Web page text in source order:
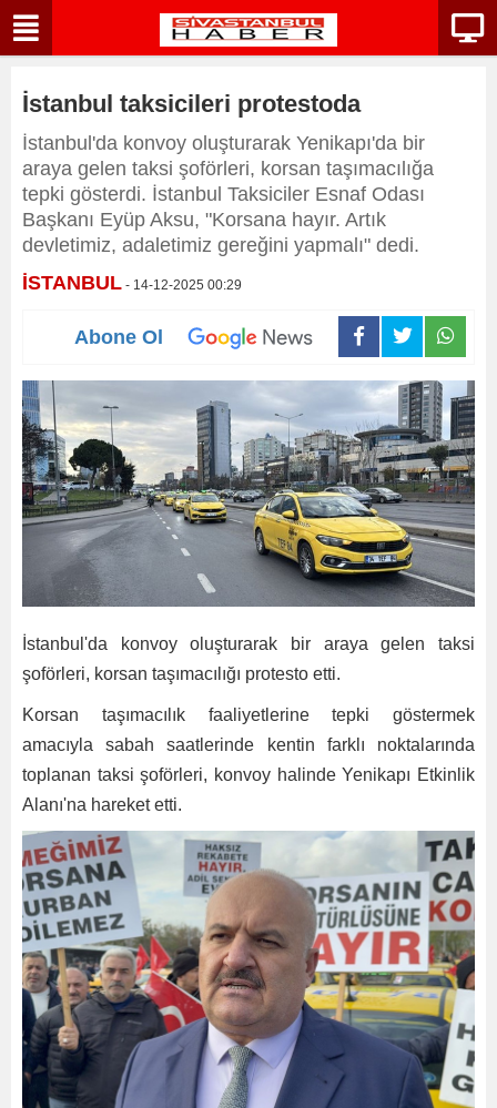
İstanbul taksicileri protestoda
İstanbul'da konvoy oluşturarak Yenikapı'da bir
araya gelen taksi şoförleri, korsan taşımacılığa
tepki gösterdi. İstanbul Taksiciler Esnaf Odası
Başkanı Eyüp Aksu, "Korsana hayır. Artık
devletimiz, adaletimiz gereğini yapmalı" dedi.
İSTANBUL - 14-12-2025 00:29
Abone Ol
İstanbul'da konvoy oluşturarak bir araya gelen taksi
şoförleri, korsan taşımacılığı protesto etti.
Korsan taşımacılık faaliyetlerine tepki göstermek
amacıyla sabah saatlerinde kentin farklı noktalarında
toplanan taksi şoförleri, konvoy halinde Yenikapı Etkinlik
Alanı'na hareket etti.